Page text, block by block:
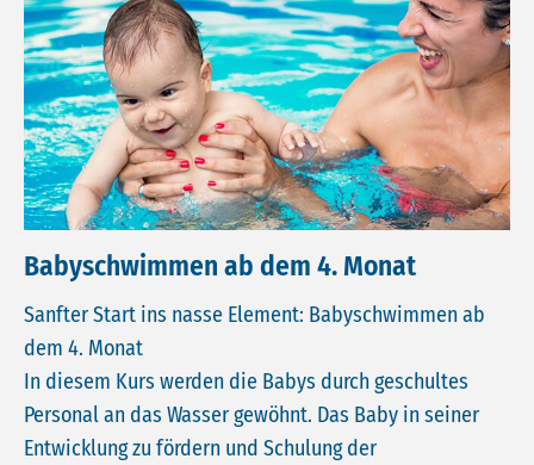
Babyschwimmen ab dem 4. Monat
Sanfter Start ins nasse Element: Babyschwimmen ab
dem 4. Monat
In diesem Kurs werden die Babys durch geschultes
Personal an das Wasser gewöhnt. Das Baby in seiner
Entwicklung zu fördern und Schulung der